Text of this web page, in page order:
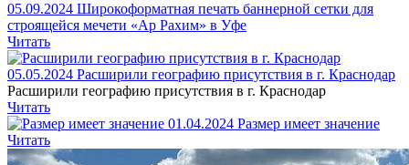
05.09.2024 Широкоформатная печать баннерной сетки для
строящейся мечети «Ар Рахим» в Уфе
Читать
05.05.2024 Расширили географию присутствия в г. Краснодар
Расширили географию присутствия в г. Краснодар
Читать
01.04.2024 Размер имеет значение
Читать